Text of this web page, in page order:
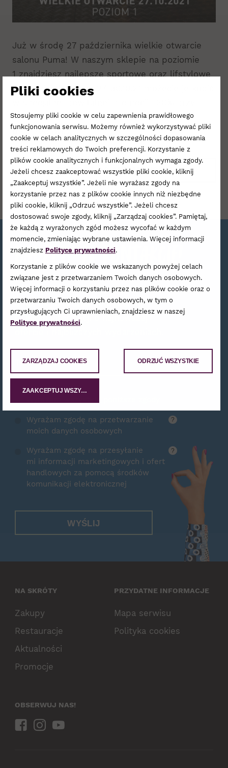
Już w środę 27 października wielkie otwarcie
salonu Puma! W naszym sklepie na poziomie
1 znajdziesz najlepsze sportowe oraz lifstylowe
stylizacje. W dniach 27-30.10.21 możecie je kupić
zakupie minimum 2 sztuk, szczegóły
u sprzedawcy.
POWRÓT DO AKTUALNOŚCI
Bądźmy w kontakcie!
Zapisz się do naszego newslettera,
a raz na jakiś czas podrzucimy
Ci garść informacji o najnowszej
Wyrażam zgodę na przetwarzanie
moich danych osobowych
?
Wyrażam zgodę na przesyłanie
mi informacji marketingowych i ofert
handlowych za pomocą środków
komunikacji elektronicznej
?
WYŚLIJ
NA SKRÓTY
Zakupy
Restauracje
Aktualności
Promocje
PRZYDATNE INFORMACJE
Mapa serwisu
Polityka cookies
OBSERWUJ NAS!
Pliki cookies
Stosujemy pliki cookie w celu zapewnienia prawidłowego
funkcjonowania serwisu. Możemy również wykorzystywać pliki
cookie w celach analitycznych w szczególności dopasowania
treści reklamowych do Twoich preferencji. Korzystanie z
plików cookie analitycznych i funkcjonalnych wymaga zgody.
Jeżeli chcesz zaakceptować wszystkie pliki cookie, kliknij
„Zaakceptuj wszystkie”. Jeżeli nie wyrażasz zgody na
korzystanie przez nas z plików cookie innych niż niezbędne
pliki cookie, kliknij „Odrzuć wszystkie”. Jeżeli chcesz
dostosować swoje zgody, kliknij „Zarządzaj cookies”. Pamiętaj,
że każdą z wyrażonych zgód możesz wycofać w każdym
momencie, zmieniając wybrane ustawienia. Więcej informacji
znajdziesz Polityce prywatności.
Korzystanie z plików cookie we wskazanych powyżej celach
związane jest z przetwarzaniem Twoich danych osobowych.
Więcej informacji o korzystaniu przez nas plików cookie oraz o
przetwarzaniu Twoich danych osobowych, w tym o
przysługujących Ci uprawnieniach, znajdziesz w naszej
Polityce prywatności.
ZARZĄDZAJ COOKIES ODRZUĆ WSZYSTKIE
ZAAKCEPTUJ WSZYSTKIE